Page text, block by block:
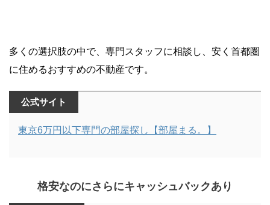
多くの選択肢の中で、専門スタッフに相談し、安く首都圏
に住めるおすすめの不動産です。
公式サイト
東京6万円以下専門の部屋探し【部屋まる。】
格安なのにさらにキャッシュバックあり